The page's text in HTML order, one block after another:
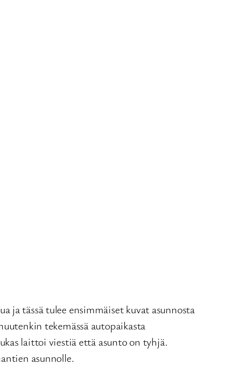
ja tässä tulee ensimmäiset kuvat asunnosta
tekemässä autopaikasta
laittoi viestiä että asunto on tyhjä.
asunnolle.